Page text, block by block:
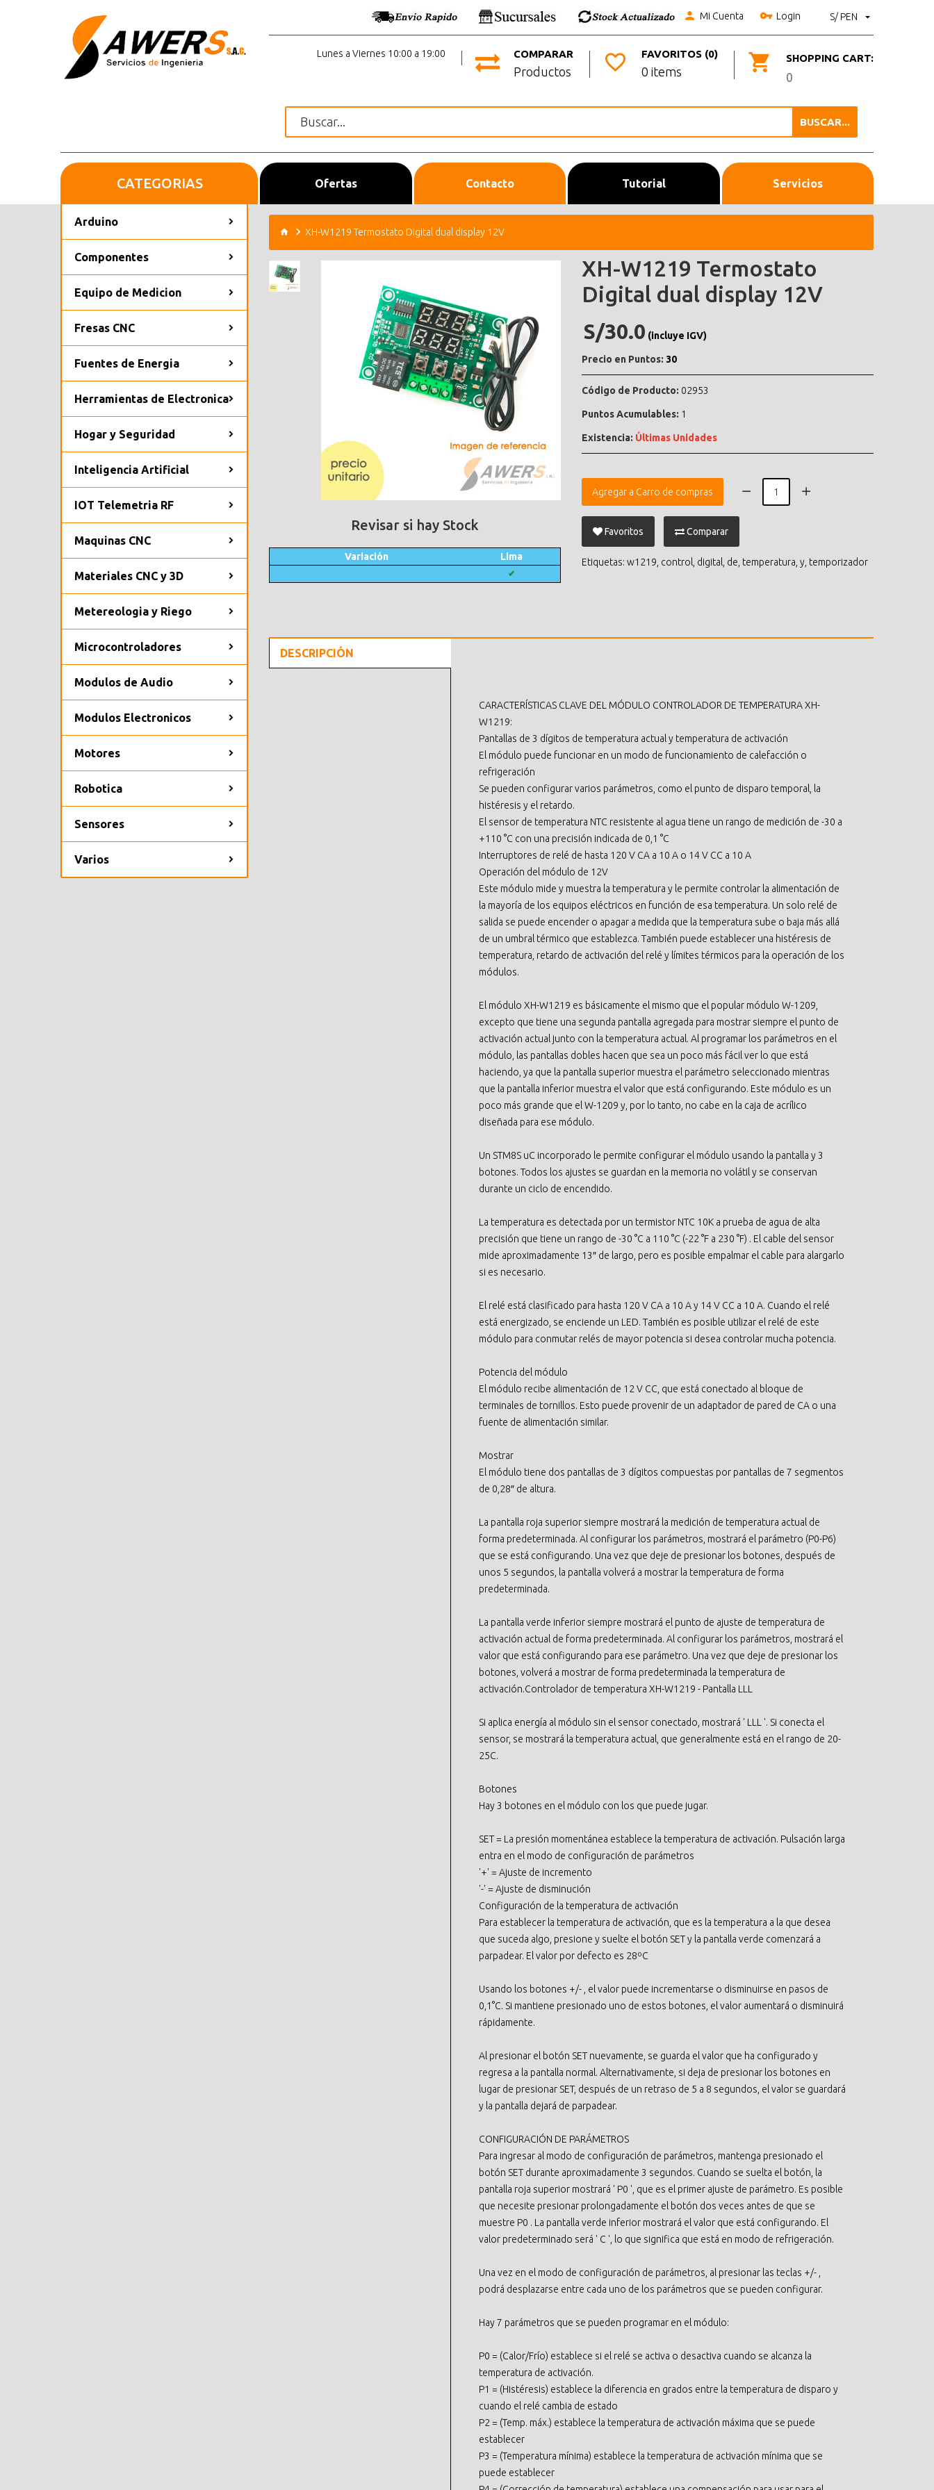
S/ PEN
Mi Cuenta Login
SHOPPING CART:
0
FAVORITOS (0)
0 items
COMPARAR
Productos
Lunes a Viernes 10:00 a 19:00
BUSCAR...
Inicio Ofertas Contacto Tutorial Servicios
CATEGORIAS
Arduino
Componentes
Equipo de Medicion
Fresas CNC
Fuentes de Energia
Herramientas de Electronica
Hogar y Seguridad
Inteligencia Artificial
IOT Telemetria RF
Maquinas CNC
Materiales CNC y 3D
Metereologia y Riego
Microcontroladores
Modulos de Audio
Modulos Electronicos
Motores
Robotica
Sensores
Varios
XH-W1219 Termostato Digital dual display 12V
Revisar si hay Stock
Variación Lima
✔
XH-W1219 Termostato
Digital dual display 12V
S/30.0 (incluye IGV)
Precio en Puntos: 30
Código de Producto: 02953
Puntos Acumulables: 1
Existencia: Últimas Unidades
Agregar a Carro de compras
Favoritos Comparar
Etiquetas: w1219 control digital de temperatura y temporizador
DESCRIPCIÓN
CARACTERÍSTICAS CLAVE DEL MÓDULO CONTROLADOR DE TEMPERATURA XH-
W1219:
Pantallas de 3 dígitos de temperatura actual y temperatura de activación
El módulo puede funcionar en un modo de funcionamiento de calefacción o
refrigeración
Se pueden configurar varios parámetros, como el punto de disparo temporal, la
histéresis y el retardo.
El sensor de temperatura NTC resistente al agua tiene un rango de medición de -30 a
+110 °C con una precisión indicada de 0,1 °C
Interruptores de relé de hasta 120 V CA a 10 A o 14 V CC a 10 A
Operación del módulo de 12V
Este módulo mide y muestra la temperatura y le permite controlar la alimentación de
la mayoría de los equipos eléctricos en función de esa temperatura. Un solo relé de
salida se puede encender o apagar a medida que la temperatura sube o baja más allá
de un umbral térmico que establezca. También puede establecer una histéresis de
temperatura, retardo de activación del relé y límites térmicos para la operación de los
módulos.
El módulo XH-W1219 es básicamente el mismo que el popular módulo W-1209,
excepto que tiene una segunda pantalla agregada para mostrar siempre el punto de
activación actual junto con la temperatura actual. Al programar los parámetros en el
módulo, las pantallas dobles hacen que sea un poco más fácil ver lo que está
haciendo, ya que la pantalla superior muestra el parámetro seleccionado mientras
que la pantalla inferior muestra el valor que está configurando. Este módulo es un
poco más grande que el W-1209 y, por lo tanto, no cabe en la caja de acrílico
diseñada para ese módulo.
Un STM8S uC incorporado le permite configurar el módulo usando la pantalla y 3
botones. Todos los ajustes se guardan en la memoria no volátil y se conservan
durante un ciclo de encendido.
La temperatura es detectada por un termistor NTC 10K a prueba de agua de alta
precisión que tiene un rango de -30 °C a 110 °C (-22 °F a 230 °F) . El cable del sensor
mide aproximadamente 13″ de largo, pero es posible empalmar el cable para alargarlo
si es necesario.
El relé está clasificado para hasta 120 V CA a 10 A y 14 V CC a 10 A. Cuando el relé
está energizado, se enciende un LED. También es posible utilizar el relé de este
módulo para conmutar relés de mayor potencia si desea controlar mucha potencia.
Potencia del módulo
El módulo recibe alimentación de 12 V CC, que está conectado al bloque de
terminales de tornillos. Esto puede provenir de un adaptador de pared de CA o una
fuente de alimentación similar.
Mostrar
El módulo tiene dos pantallas de 3 dígitos compuestas por pantallas de 7 segmentos
de 0,28″ de altura.
La pantalla roja superior siempre mostrará la medición de temperatura actual de
forma predeterminada. Al configurar los parámetros, mostrará el parámetro (P0-P6)
que se está configurando. Una vez que deje de presionar los botones, después de
unos 5 segundos, la pantalla volverá a mostrar la temperatura de forma
predeterminada.
La pantalla verde inferior siempre mostrará el punto de ajuste de temperatura de
activación actual de forma predeterminada. Al configurar los parámetros, mostrará el
valor que está configurando para ese parámetro. Una vez que deje de presionar los
botones, volverá a mostrar de forma predeterminada la temperatura de
activación.Controlador de temperatura XH-W1219 - Pantalla LLL
Si aplica energía al módulo sin el sensor conectado, mostrará ' LLL '. Si conecta el
sensor, se mostrará la temperatura actual, que generalmente está en el rango de 20-
25C.
Botones
Hay 3 botones en el módulo con los que puede jugar.
SET = La presión momentánea establece la temperatura de activación. Pulsación larga
entra en el modo de configuración de parámetros
'+' = Ajuste de incremento
'-' = Ajuste de disminución
Configuración de la temperatura de activación
Para establecer la temperatura de activación, que es la temperatura a la que desea
que suceda algo, presione y suelte el botón SET y la pantalla verde comenzará a
parpadear. El valor por defecto es 28ºC
Usando los botones +/- , el valor puede incrementarse o disminuirse en pasos de
0,1°C. Si mantiene presionado uno de estos botones, el valor aumentará o disminuirá
rápidamente.
Al presionar el botón SET nuevamente, se guarda el valor que ha configurado y
regresa a la pantalla normal. Alternativamente, si deja de presionar los botones en
lugar de presionar SET, después de un retraso de 5 a 8 segundos, el valor se guardará
y la pantalla dejará de parpadear.
CONFIGURACIÓN DE PARÁMETROS
Para ingresar al modo de configuración de parámetros, mantenga presionado el
botón SET durante aproximadamente 3 segundos. Cuando se suelta el botón, la
pantalla roja superior mostrará ' P0 ', que es el primer ajuste de parámetro. Es posible
que necesite presionar prolongadamente el botón dos veces antes de que se
muestre P0 . La pantalla verde inferior mostrará el valor que está configurando. El
valor predeterminado será ' C ', lo que significa que está en modo de refrigeración.
Una vez en el modo de configuración de parámetros, al presionar las teclas +/- ,
podrá desplazarse entre cada uno de los parámetros que se pueden configurar.
Hay 7 parámetros que se pueden programar en el módulo:
P0 = (Calor/Frío) establece si el relé se activa o desactiva cuando se alcanza la
temperatura de activación.
P1 = (Histéresis) establece la diferencia en grados entre la temperatura de disparo y
cuando el relé cambia de estado
P2 = (Temp. máx.) establece la temperatura de activación máxima que se puede
establecer
P3 = (Temperatura mínima) establece la temperatura de activación mínima que se
puede establecer